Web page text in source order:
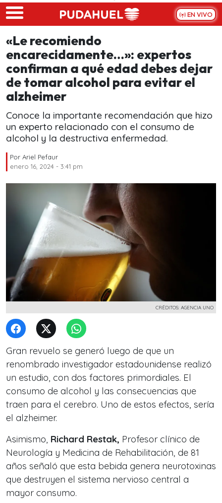
Skip to main content
EN VIVO
«Le recomiendo
encarecidamente…»: expertos
confirman a qué edad debes dejar
de tomar alcohol para evitar el
alzheimer
Conoce la importante recomendación que hizo
un experto relacionado con el consumo de
alcohol y la destructiva enfermedad.
Por Ariel Pefaur
enero 16, 2024 - 3:41 pm
CRÉDITOS: AGENCIA UNO
Gran revuelo se generó luego de que un
renombrado investigador estadounidense realizó
un estudio, con dos factores primordiales. El
consumo de alcohol y las consecuencias que
traen para el cerebro. Uno de estos efectos, sería
el alzheimer.
Asimismo, Richard Restak, Profesor clínico de
Neurología y Medicina de Rehabilitación, de 81
años señaló que esta bebida genera neurotoxinas
que destruyen el sistema nervioso central a
mayor consumo.